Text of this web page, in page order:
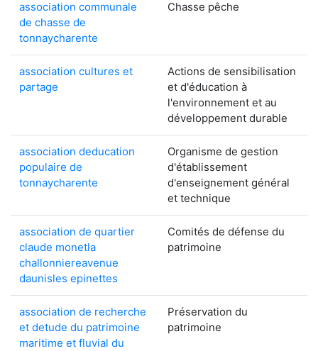
association communale
de chasse de
tonnaycharente
Chasse pêche
association cultures et
partage
Actions de sensibilisation
et d'éducation à
l'environnement et au
développement durable
association deducation
populaire de
tonnaycharente
Organisme de gestion
d'établissement
d'enseignement général
et technique
association de quartier
claude monetla
challonniereavenue
daunisles epinettes
Comités de défense du
patrimoine
association de recherche
et detude du patrimoine
maritime et fluvial du
Préservation du
patrimoine